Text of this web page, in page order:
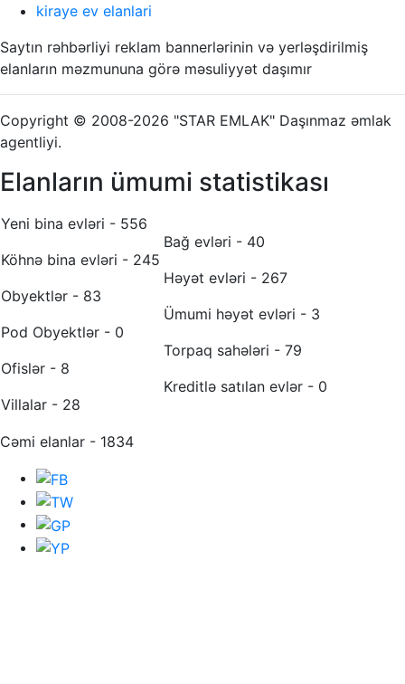
kiraye ev elanlari
Saytın rəhbərliyi reklam bannerlərinin və yerləşdirilmiş
elanların məzmununa görə məsuliyyət daşımır
Copyright © 2008-2026 "STAR EMLAK" Daşınmaz əmlak
agentliyi.
Elanların ümumi statistikası
Yeni bina evləri - 556
Köhnə bina evləri - 245
Obyektlər - 83
Pod Obyektlər - 0
Ofislər - 8
Villalar - 28
Bağ evləri - 40
Həyət evləri - 267
Ümumi həyət evləri - 3
Torpaq sahələri - 79
Kreditlə satılan evlər - 0
Cəmi elanlar - 1834